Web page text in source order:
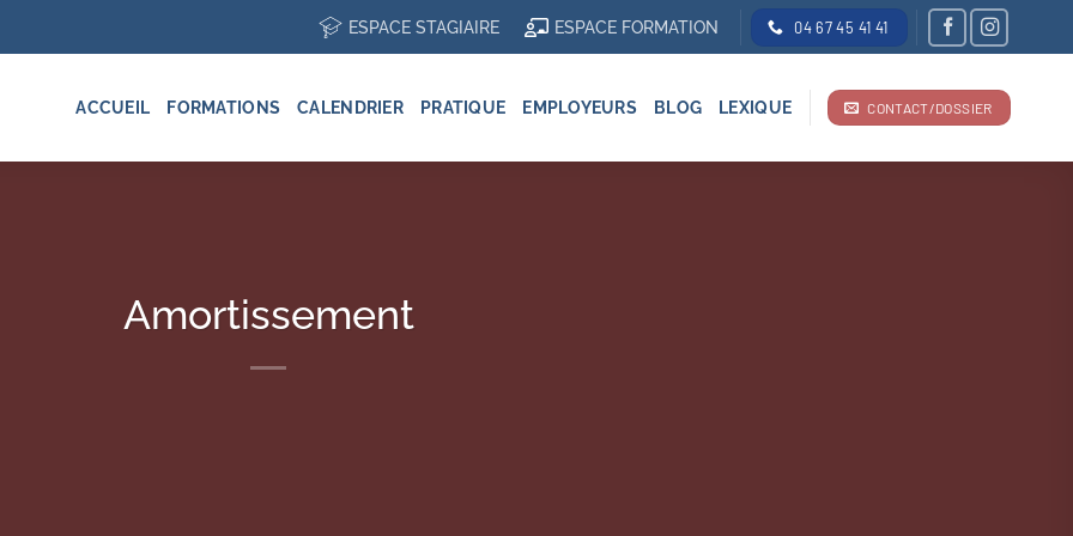
ESPACE STAGIAIRE ESPACE FORMATION 04 67 45 41 41
ACCUEIL FORMATIONS CALENDRIER PRATIQUE EMPLOYEURS BLOG LEXIQUE CONTACT/DOSSIER
Amortissement